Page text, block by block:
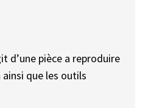
d’une pièce a reproduire
ainsi que les outils